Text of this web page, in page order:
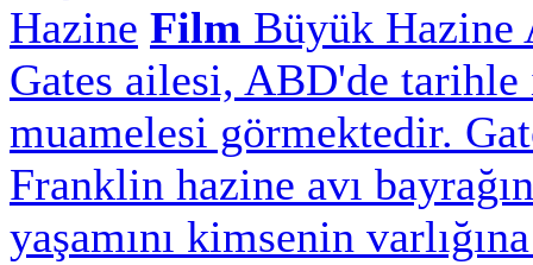
Film Büyük Hazine
Gates ailesi, ABD'de
muamelesi görmektedir.
Franklin hazine avı
yaşamını kimsenin